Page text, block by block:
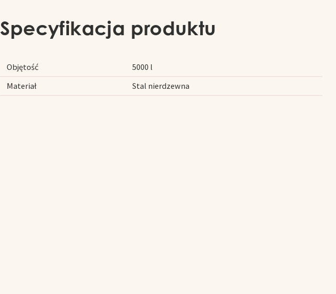
Specyfikacja produktu
Objętość
5000 l
Materiał
Stal nierdzewna